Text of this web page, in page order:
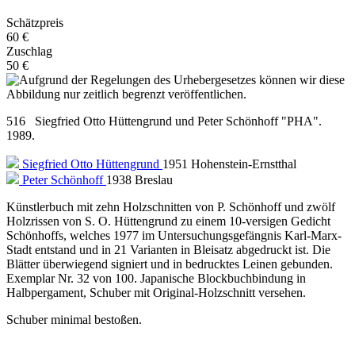
Schätzpreis
60 €
Zuschlag
50 €
516 Siegfried Otto Hüttengrund und Peter Schönhoff "PHA".
1989.
Siegfried Otto Hüttengrund 1951 Hohenstein-Ernstthal
Peter Schönhoff 1938 Breslau
Künstlerbuch mit zehn Holzschnitten von P. Schönhoff und zwölf
Holzrissen von S. O. Hüttengrund zu einem 10-versigen Gedicht
Schönhoffs, welches 1977 im Untersuchungsgefängnis Karl-Marx-
Stadt entstand und in 21 Varianten in Bleisatz abgedruckt ist. Die
Blätter überwiegend signiert und in bedrucktes Leinen gebunden.
Exemplar Nr. 32 von 100. Japanische Blockbuchbindung in
Halbpergament, Schuber mit Original-Holzschnitt versehen.
Schuber minimal bestoßen.